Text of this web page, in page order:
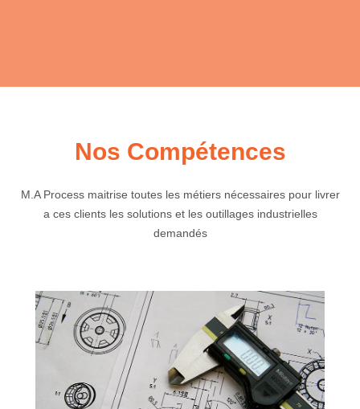
Nos Compétences
M.A Process maitrise toutes les métiers nécessaires pour livrer
a ces clients les solutions et les outillages industrielles
demandés